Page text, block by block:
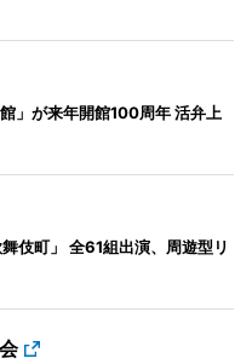
」が来年開館100周年 活弁上
伎町」 全61組出演、周遊型リ